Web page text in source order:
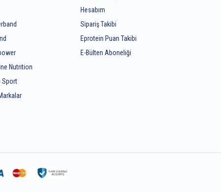
Nutrition
Sport
Hesabım
Sipariş Takibi
Eprotein Puan Takibi
E-Bülten Aboneliği